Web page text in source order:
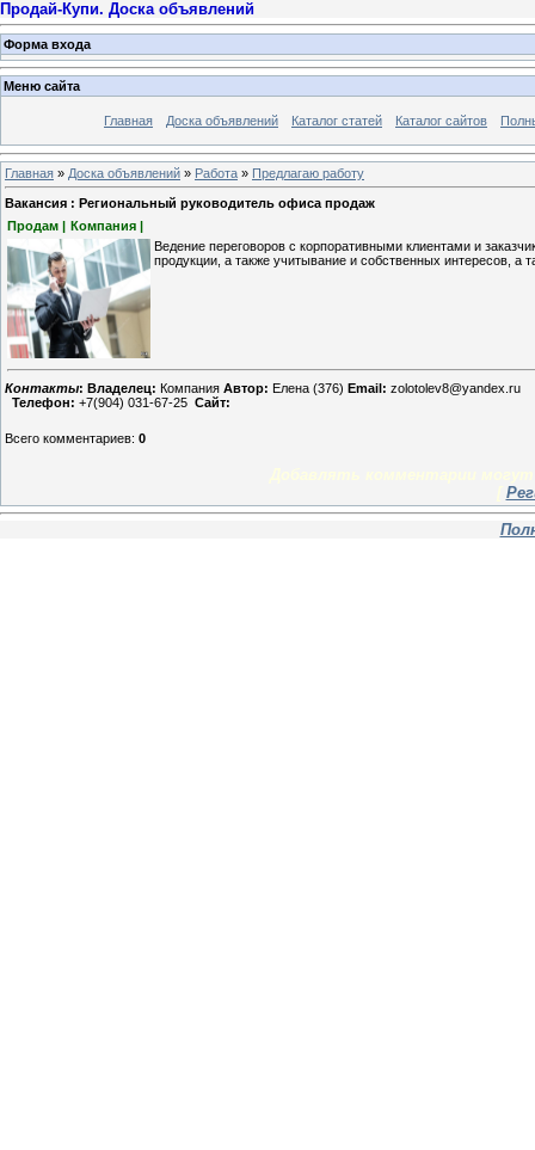
Продай-Купи. Доска объявлений
Форма входа
Меню сайта
Главная Доска объявлений Каталог статей Каталог сайтов
Главная » Доска объявлений » Работа » Предлагаю работу
Вакансия : Региональный руководитель офиса продаж
Продам | Компания |
Ведение переговоров с корпоративными клиентами и
продукции, а также учитывание и собственных интересов,
Контакты: Владелец: Компания Автор: Елена (376) Email: zolotolev8@yandex.ru
Телефон: +7(904) 031-67-25 Сайт:
Всего комментариев: 0